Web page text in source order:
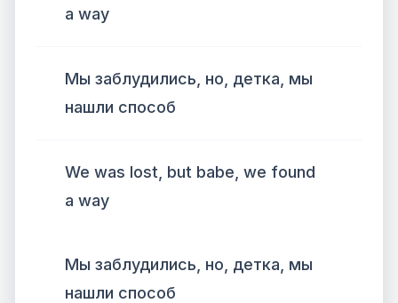
a way
Мы заблудились, но, детка, мы
нашли способ
We was lost, but babe, we found
a way
Мы заблудились, но, детка, мы
нашли способ